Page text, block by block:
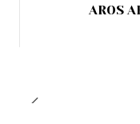
AROS